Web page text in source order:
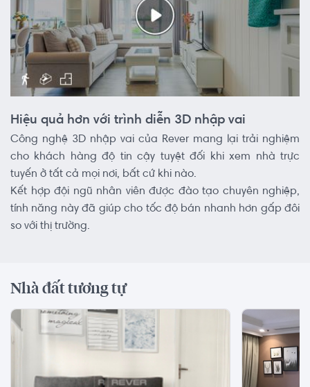
Hiệu quả hơn với trình diễn 3D nhập vai
Công nghệ 3D nhập vai của Rever mang lại trải nghiệm
cho khách hàng độ tin cậy tuyệt đối khi xem nhà trực
tuyến ở tất cả mọi nơi, bất cứ khi nào.
Kết hợp đội ngũ nhân viên được đào tạo chuyên nghiệp,
tính năng này đã giúp cho tốc độ bán nhanh hơn gấp đôi
so với thị trường.
Nhà đất tương tự